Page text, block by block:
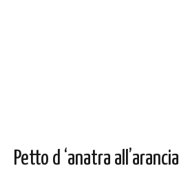
Petto d ‘anatra all’arancia